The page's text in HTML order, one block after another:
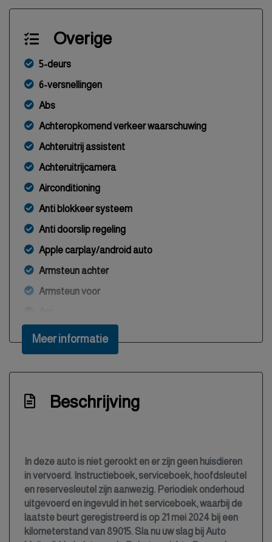
Overige
5-deurs
6-versnellingen
Abs
Achteropkomend verkeer waarschuwing
Achteruitrij assistent
Achteruitrijcamera
Airconditioning
Anti blokkeer systeem
Anti doorslip regeling
Apple carplay/android auto
Armsteun achter
Armsteun voor
Automatisch dimmende binnenspiegel
Automatisch inparkeren
Automatische snelheidsbegrenzing isa
Autonomous emergency braking
Bluetooth
Boordcomputer
Bots herkenning en activatie
Bots waarschuwing systeem
Brake assist system
Meer informatie
Beschrijving
In deze auto is niet gerookt en er zijn geen huisdieren
in vervoerd. Instructieboek, serviceboek, hoofdsleutel
en reservesleutel zijn aanwezig. Periodiek onderhoud
uitgevoerd en ingevuld in het serviceboek, waarbij de
laatste beurt geregistreerd is op 21 mei 2024 bij een
kilometerstand van 89015. Sla nu uw slag bij Auto